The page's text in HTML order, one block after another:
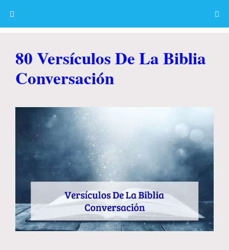
80 Versículos De La Biblia
Conversación